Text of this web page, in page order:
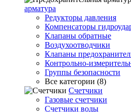
арматура
Редукторы давления
Компенсаторы
Клапаны обратные
Воздухоотводчики
Клапаны
Контрольно-
Группы безопасности
Все категории (8)
Счетчики
Газовые счетчики
Счетчики воды